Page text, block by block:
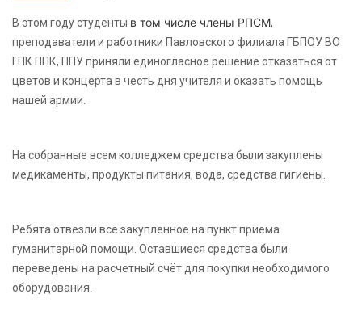
В этом году студенты в том числе члены РПСМ,
преподаватели и работники Павловского филиала ГБПОУ ВО
ГПК ППК, ППУ приняли единогласное решение отказаться от
цветов и концерта в честь дня учителя и оказать помощь
нашей армии.
На собранные всем колледжем средства были закуплены
медикаменты, продукты питания, вода, средства гигиены.
Ребята отвезли всё закупленное на пункт приема
гуманитарной помощи. Оставшиеся средства были
переведены на расчетный счёт для покупки необходимого
оборудования.